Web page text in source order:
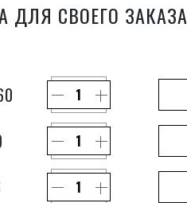
ДЛЯ СВОЕГО ЗАКАЗА